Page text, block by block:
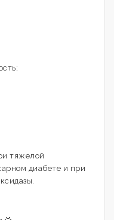
тяжелой
диабете и при